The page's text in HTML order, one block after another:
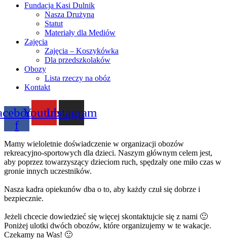
Fundacja Kasi Dulnik
Nasza Drużyna
Statut
Materiały dla Mediów
Zajęcia
Zajęcia – Koszykówka
Dla przedszkolaków
Obozy
Lista rzeczy na obóz
Kontakt
f
YoutubeInstagram
Mamy wieloletnie doświadczenie w organizacji obozów
rekreacyjno-sportowych dla dzieci. Naszym głównym celem jest,
aby poprzez towarzyszący dzieciom ruch, spędzały one miło czas w
gronie innych uczestników.
Nasza kadra opiekunów dba o to, aby każdy czuł się dobrze i
bezpiecznie.
Jeżeli chcecie dowiedzieć się więcej skontaktujcie się z nami 🙂
Poniżej ulotki dwóch obozów, które organizujemy w te wakacje.
Czekamy na Was! 🙂